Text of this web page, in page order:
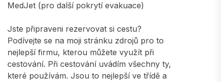
MedJet (pro další pokrytí evakuace)
Jste připraveni rezervovat si cestu?
Podívejte se na moji stránku zdrojů pro to
nejlepší firmu, kterou můžete využít při
cestování. Při cestování uvádím všechny ty,
které používám. Jsou to nejlepší ve třídě a